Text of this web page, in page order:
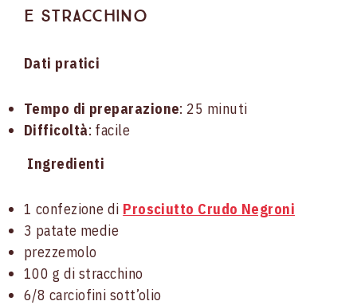
e stracchino
Dati pratici
Tempo di preparazione: 25 minuti
Difficoltà: facile
Ingredienti
1 confezione di Prosciutto Crudo Negroni
3 patate medie
prezzemolo
100 g di stracchino
6/8 carciofini sott’olio